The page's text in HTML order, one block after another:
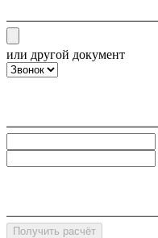
или другой документ
Получить расчёт